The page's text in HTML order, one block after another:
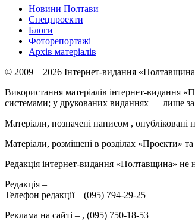
Новини Полтави
Спецпроекти
Блоги
Фоторепортажі
Архів матеріалів
© 2009 – 2026 Інтернет-видання
Використання матеріалів інтернет-видання
системами; у друкованих виданнях — лише
Матеріали, позначені написом , опубліковані
Матеріали, розміщені в розділах «Проекти»
Редакція інтернет-видання «Полтавщина» не
Редакція –
Телефон редакції – (095) 794-29-25
Реклама на сайті – , (095) 750-18-53